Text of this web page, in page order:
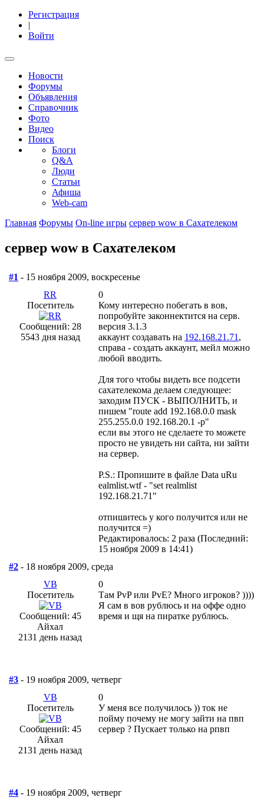
Регистрация
|
Войти
Новости
Форумы
Объявления
Справочник
Фото
Видео
Поиск
Блоги
Q&A
Люди
Статьи
Афиша
Web-cam
Главная Форумы On-line игры сервер wow в Сахателеком
сервер wow в Сахателеком
#1 - 15 ноября 2009, воскресенье
RR
Посетитель
Сообщений: 28
5543 дня назад
0
Кому интересно побегать в вов,
попробуйте законнектится на серв.
версия 3.1.3
аккаунт создавать на 192.168.21.71 ,
справа - создать аккаунт, мейл можно
любой вводить.
Для того чтобы видеть все подсети
сахателекома делаем следующее:
заходим ПУСК - ВЫПОЛНИТЬ, и
пишем "route add 192.168.0.0 mask
255.255.0.0 192.168.20.1 -p"
если вы этого не сделаете то можете
просто не увидеть ни сайта, ни зайти
на сервер.
P.S.: Пропишите в файле Data uRu
ealmlist.wtf - "set realmlist
192.168.21.71"
отпишитесь у кого получится или не
получится =)
Редактировалось: 2 раза (Последний:
15 ноября 2009 в 14:41)
#2 - 18 ноября 2009, среда
VB
Посетитель
Сообщений: 45
Айхал
2131 день назад
0
Там PvP или PvE? Много игроков? ))))
Я сам в вов рублюсь и на оффе одно
время и щя на пиратке рублюсь.
#3 - 19 ноября 2009, четверг
VB
Посетитель
Сообщений: 45
Айхал
2131 день назад
0
У меня все получилось )) ток не
пойму почему не могу зайти на пвп
сервер ? Пускает только на рпвп
#4 - 19 ноября 2009, четверг